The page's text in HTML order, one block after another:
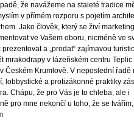
že navážeme na staleté tradice
v přímém rozporu s pojetím
Jako člověk, který se živí
ve Vašem oboru, nicméně ve
a „prodat“ zajímavou
mrakodrapy v lázeňském centru Teplic
Českém Krumlově. V neposlední řadě
lobbystické a protizákonné praktiky
Chápu, že pro Vás je to chleba, ale i
pro mne nekončí u toho, že se